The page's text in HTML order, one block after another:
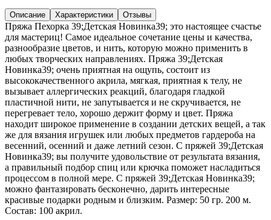
Описание Характеристики Отзывы
Пряжа Пехорка 39;Детская Новинка39; это настоящее счастье
для мастериц! Самое идеальное сочетание цены и качества,
разнообразие цветов, и нить, которую можно применить в
любых творческих направлениях. Пряжа 39;Детская
Новинка39; очень приятная на ощупь, состоит из
высококачественного акрила, мягкая, приятная к телу, не
вызывает аллергических реакций, благодаря гладкой
пластичной нити, не запутывается и не скручивается, не
перегревает тело, хорошо держит форму и цвет. Пряжа
находит широкое применение в создании детских вещей, а так
же для вязания игрушек или любых предметов гардероба на
весенний, осенний и даже летний сезон. С пряжей 39;Детская
Новинка39; вы получите удовольствие от результата вязания,
а правильный подбор спиц или крючка поможет насладиться
процессом в полной мере. С пряжей 39;Детская Новинка39;
можно фантазировать бесконечно, дарить интересные
красивые подарки родным и близким. Размер: 50 гр. 200 м.
Состав: 100 акрил.